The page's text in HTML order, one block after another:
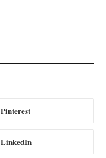
Pinterest
LinkedIn